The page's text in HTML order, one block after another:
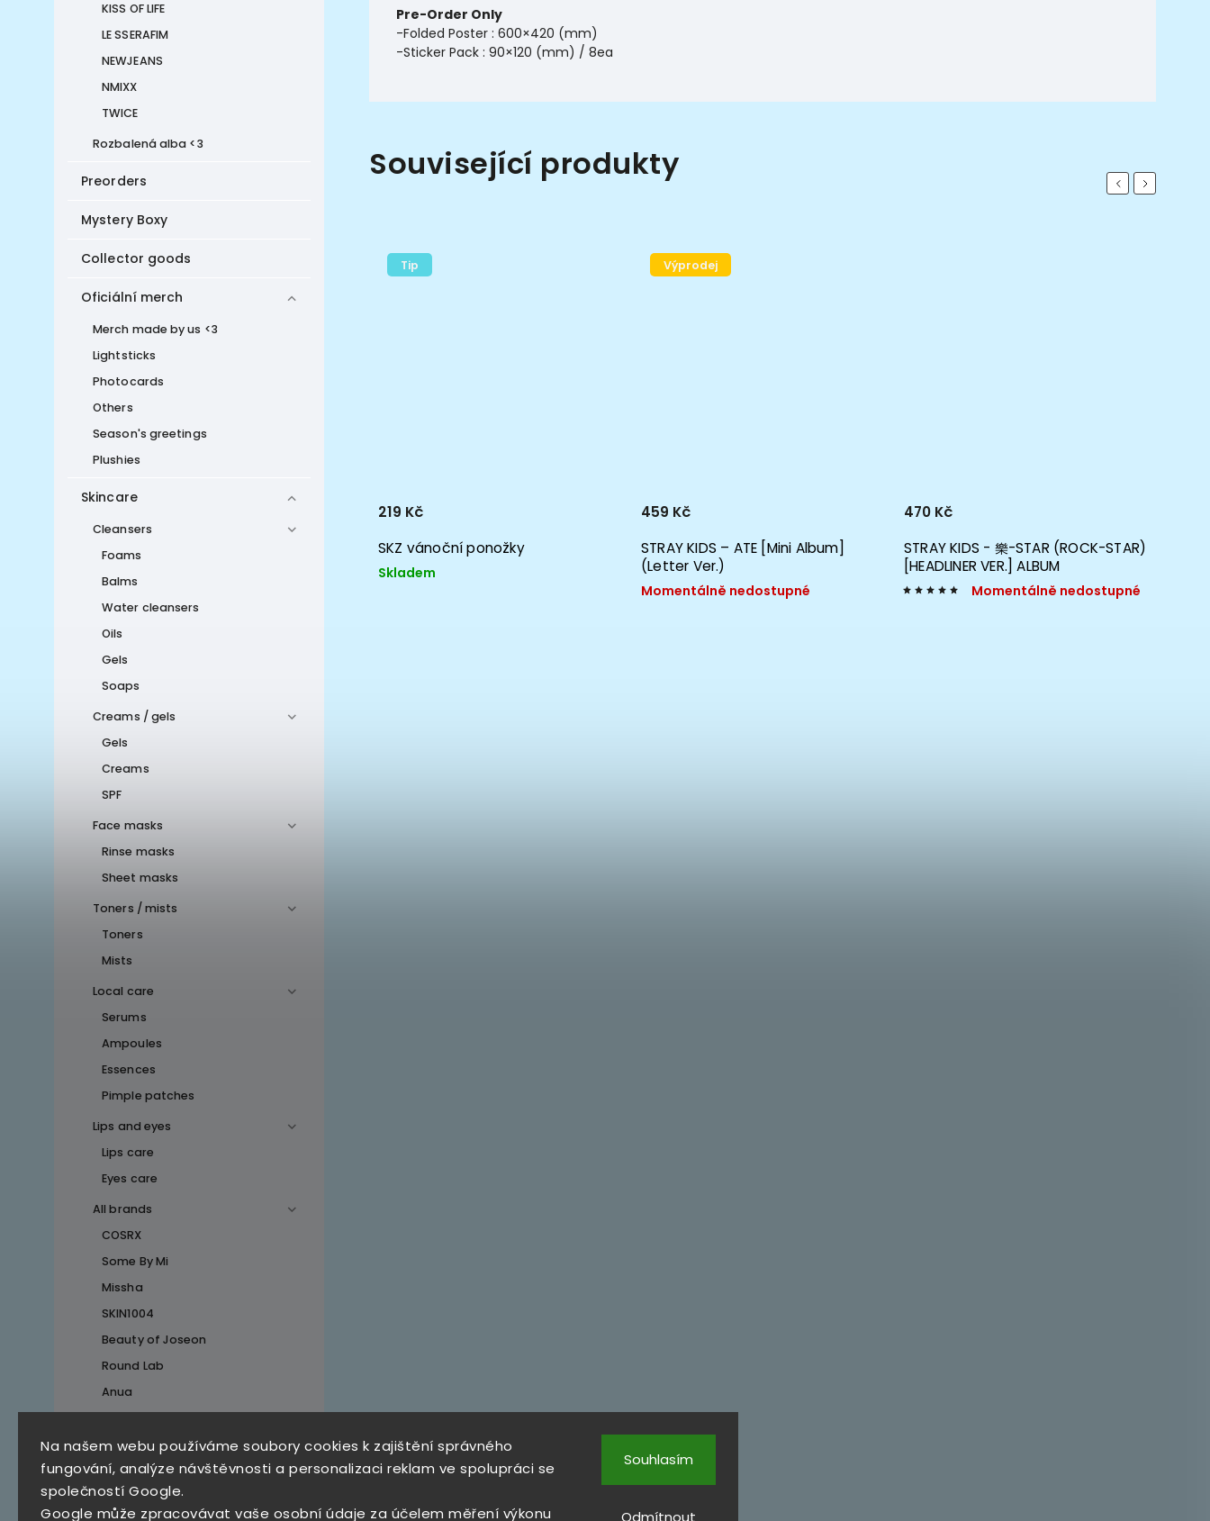
Na našem webu používáme soubory cookies k zajištění správného
fungování, analýze návštěvnosti a personalizaci reklam ve spolupráci se
společností Google.
Google může zpracovávat vaše osobní údaje za účelem měření výkonu
Odmítnout
Souhlasím
KISS OF LIFE
LE SSERAFIM
NEWJEANS
NMIXX
TWICE
Rozbalená alba <3
Preorders
Mystery Boxy
Collector goods
Oficiální merch
Merch made by us <3
Lightsticks
Photocards
Others
Season's greetings
Plushies
Skincare
Cleansers
Foams
Balms
Water cleansers
Oils
Gels
Soaps
Creams / gels
Gels
Creams
SPF
Face masks
Rinse masks
Sheet masks
Toners / mists
Toners
Mists
Local care
Serums
Ampoules
Essences
Pimple patches
Lips and eyes
Lips care
Eyes care
All brands
COSRX
Some By Mi
Missha
SKIN1004
Beauty of Joseon
Round Lab
Anua
Top 10 produktů
SKZ Mystery Box
Pre-Order Only
-Folded Poster : 600×420 (mm)
-Sticker Pack : 90×120 (mm) / 8ea
Související produkty Previous
Tip Tip
SKZ vánoční ponožky
Skladem
219 Kč
Výprodej
STRAY KIDS – ATE [Mini Album]
(Letter Ver.)
Momentálně nedostupné
459 Kč
STRAY KIDS - 樂-STAR (ROCK-STAR)
[HEADLINER VER.] ALBUM
Momentálně nedostupné
470 Kč
Next